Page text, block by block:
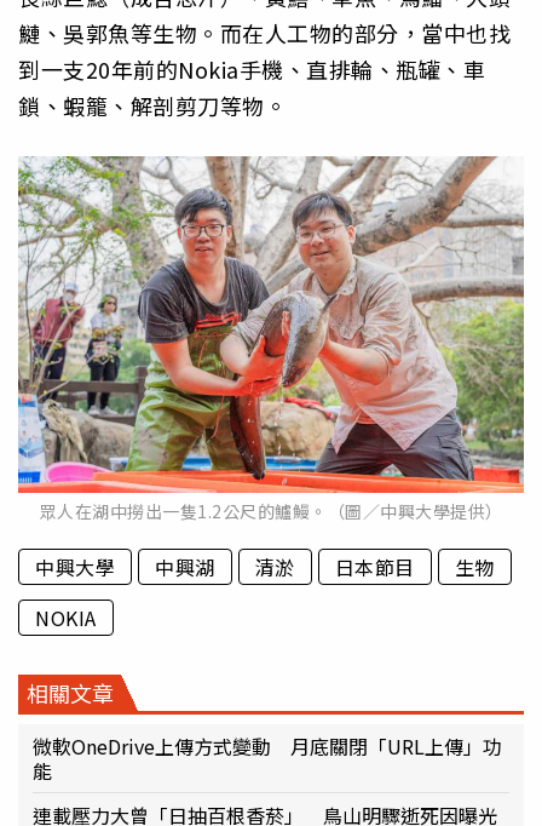
鰱、吳郭魚等生物。而在人工物的部分，當中也找
到一支20年前的Nokia手機、直排輪、瓶罐、車
鎖、蝦籠、解剖剪刀等物。
眾人在湖中撈出一隻1.2公尺的鱸鰻。（圖／中興大學提供）
中興大學 中興湖 清淤 日本節目
生物
NOKIA
相關文章
微軟OneDrive上傳方式變動 月底關閉「URL上傳」功
能
連載壓力大曾「日抽百根香菸」 鳥山明驟逝死因曝光